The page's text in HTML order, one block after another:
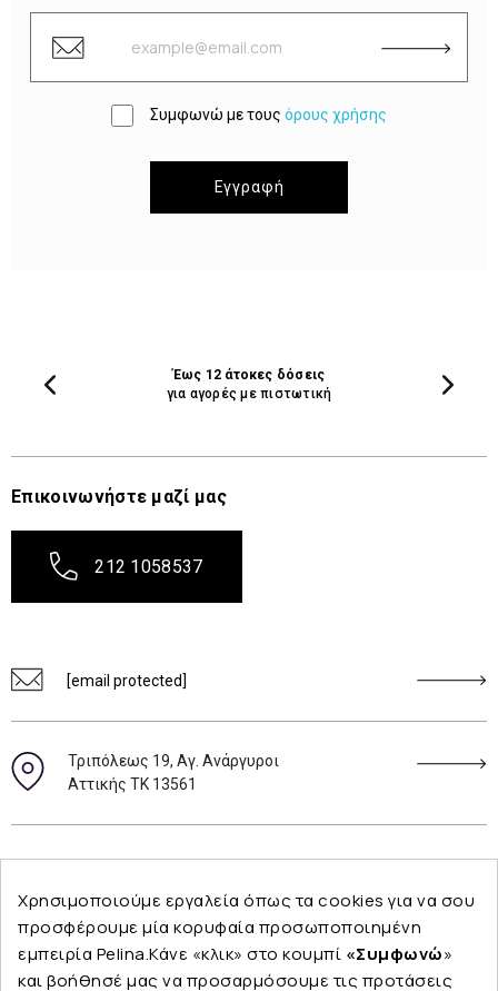
Συμφωνώ με τους όρους χρήσης
Εγγραφή
Έως 12 άτοκες δόσεις
για αγορές με πιστωτική
Επικοινωνήστε μαζί μας
212 1058537
[email protected]
Τριπόλεως 19, Αγ. Ανάργυροι
Αττικής ΤΚ 13561
Εταιρεία
Χρησιμοποιούμε εργαλεία όπως τα cookies για να σου
προσφέρουμε μία κορυφαία προσωποποιημένη
εμπειρία Pelina.Κάνε «κλικ» στο κουμπί «Συμφωνώ»
και βοήθησέ μας να προσαρμόσουμε τις προτάσεις